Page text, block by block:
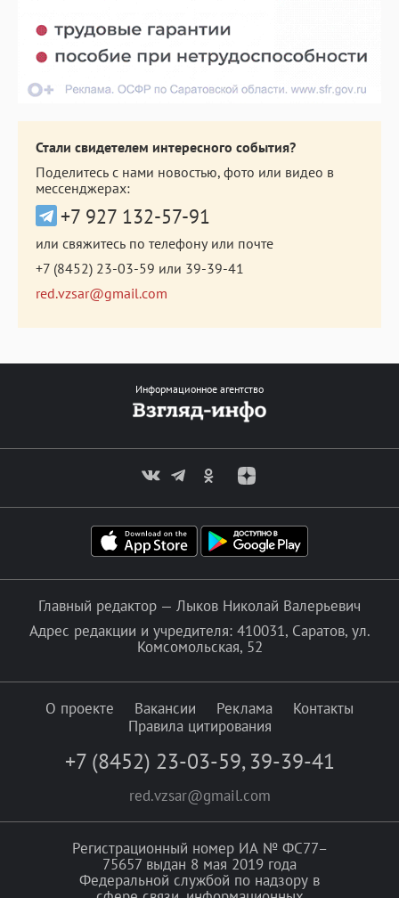
Стали свидетелем интересного события?
Поделитесь с нами новостью, фото или видео в
мессенджерах:
+7 927 132-57-91
или свяжитесь по телефону или почте
+7 (8452) 23-03-59 или 39-39-41
red.vzsar@gmail.com
Информационное агентство
Главный редактор — Лыков Николай Валерьевич
Адрес редакции и учредителя: 410031, Саратов, ул.
Комсомольская, 52
О проекте Вакансии Реклама
Контакты
Правила цитирования
+7 (8452) 23-03-59, 39-39-41
red.vzsar@gmail.com
Регистрационный номер ИА № ФС77–
75657 выдан 8 мая 2019 года
Федеральной службой по надзору в